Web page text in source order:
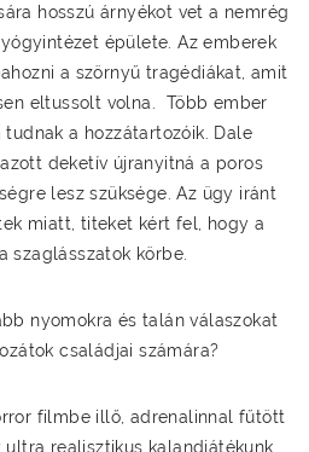
hosszú árnyékot vet a nemrég
épülete. Az emberek
a szörnyű tragédiákat, amit
eltussolt volna. Több ember
a hozzátartozóik. Dale
deketív újranyitná a poros
lesz szüksége. Az ügy iránt
miatt, titeket kért fel, hogy a
szaglásszatok körbe.
nyomokra és talán válaszokat
családjai számára?
filmbe illő, adrenalinnal fűtött
ultra realisztikus kalandjátékunk